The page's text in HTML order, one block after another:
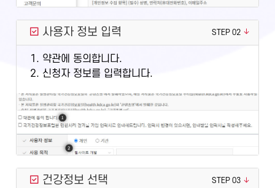
사용자 정보 입력 STEP 02
1. 약관에 동의합니다.
2. 신청자 정보를 입력합니다.
건강정보 선택 STEP 03